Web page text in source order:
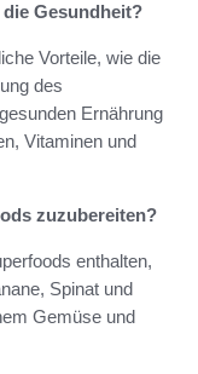
Gesundheit?
Vorteile, wie die
des
Ernährung
Vitaminen und
zuzubereiten?
enthalten,
Spinat und
Gemüse und